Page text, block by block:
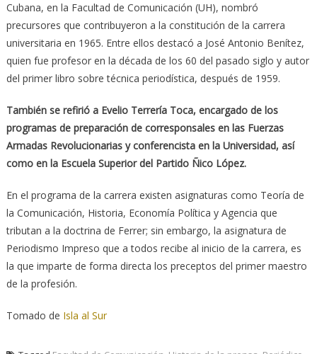
Cubana, en la Facultad de Comunicación (UH), nombró
precursores que contribuyeron a la constitución de la carrera
universitaria en 1965. Entre ellos destacó a José Antonio Benítez,
quien fue profesor en la década de los 60 del pasado siglo y autor
del primer libro sobre técnica periodística, después de 1959.
También se refirió a Evelio Terrería Toca, encargado de los
programas de preparación de corresponsales en las Fuerzas
Armadas Revolucionarias y conferencista en la Universidad, así
como en la Escuela Superior del Partido Ñico López.
En el programa de la carrera existen asignaturas como Teoría de
la Comunicación, Historia, Economía Política y Agencia que
tributan a la doctrina de Ferrer; sin embargo, la asignatura de
Periodismo Impreso que a todos recibe al inicio de la carrera, es
la que imparte de forma directa los preceptos del primer maestro
de la profesión.
Tomado de Isla al Sur